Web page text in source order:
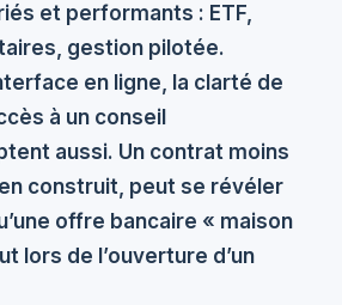
et performants : ETF,
gestion pilotée.
en ligne, la clarté de
à un conseil
aussi. Un contrat moins
construit, peut se révéler
offre bancaire « maison
lors de l’ouverture d’un